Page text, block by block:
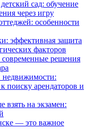
сад: обучение
через игру
особенности
эффективная защита
факторов
решения
недвижимости:
поиску арендаторов и
на экзамен:
— это важное